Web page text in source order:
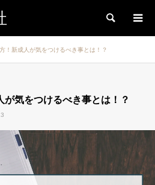
検索
！新成人が気をつけるべき事とは！？
気をつけるべき事とは！？